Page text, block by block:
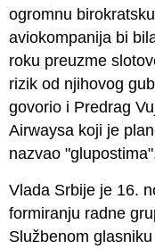
ogromnu
aviokompanija bi
roku preuzme
rizik od njihovog
govorio i Predrag
Airwaysa koji je
nazvao
Vlada Srbije je 16.
formiranju radne
Službenom